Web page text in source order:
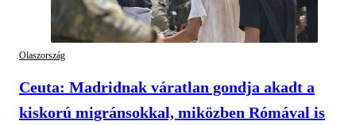
Olaszország
Ceuta: Madridnak váratlan gondja akadt a
kiskorú migránsokkal, miközben Rómával is